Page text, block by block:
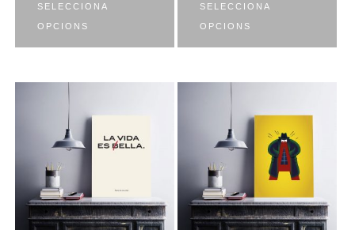
SELECCIONA
OPCIONS
SELECCIONA
OPCIONS